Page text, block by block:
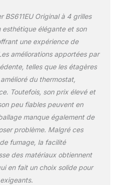
BS611EU Original à 4 grilles
élégante et son
une expérience de
améliorations apportées par
telles que les étagères
du thermostat,
Toutefois, son prix élevé et
peu fiables peuvent en
manque également de
problème. Malgré ces
fumage, la facilité
des matériaux obtiennent
en fait un choix solide pour